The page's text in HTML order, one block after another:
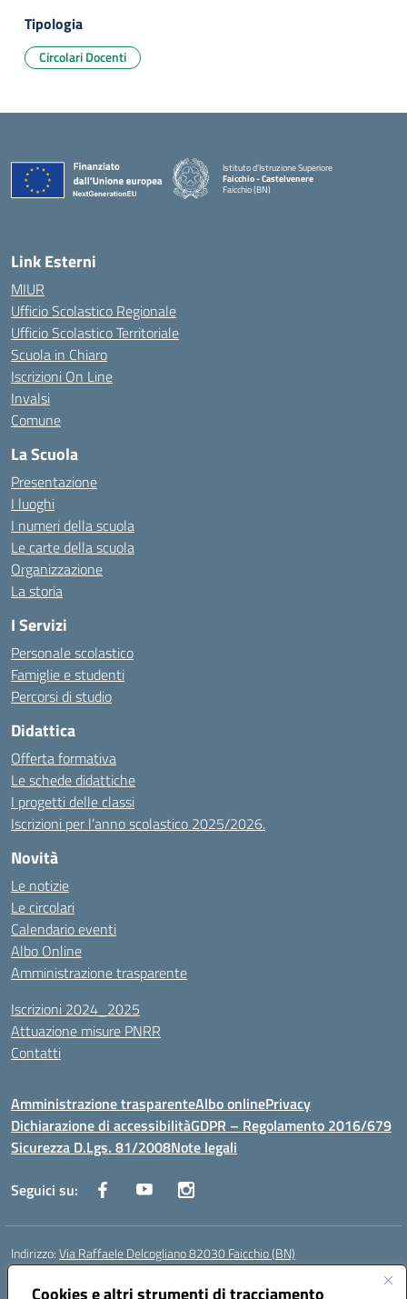
Cookies e altri strumenti di tracciamento
Tipologia
Circolari Docenti
Istituto d'Istruzione Superiore
Faicchio - Castelvenere
Faicchio (BN)
Link Esterni
MIUR
Ufficio Scolastico Regionale
Ufficio Scolastico Territoriale
Scuola in Chiaro
Iscrizioni On Line
Invalsi
Comune
La Scuola
Presentazione
I luoghi
I numeri della scuola
Le carte della scuola
Organizzazione
La storia
I Servizi
Personale scolastico
Famiglie e studenti
Percorsi di studio
Didattica
Offerta formativa
Le schede didattiche
I progetti delle classi
Iscrizioni per l’anno scolastico 2025/2026.
Novità
Le notizie
Le circolari
Calendario eventi
Albo Online
Amministrazione trasparente
Iscrizioni 2024_2025
Attuazione misure PNRR
Contatti
Amministrazione trasparenteAlbo onlinePrivacy
Dichiarazione di accessibilitàGDPR – Regolamento 2016/679
Sicurezza D.Lgs. 81/2008Note legali
Seguici su:
Indirizzo:Via Raffaele Delcogliano 82030 Faicchio (BN)
Centralino:
Posta elettronica certificata (PEC):bnis02300v@pec.istruzione.it